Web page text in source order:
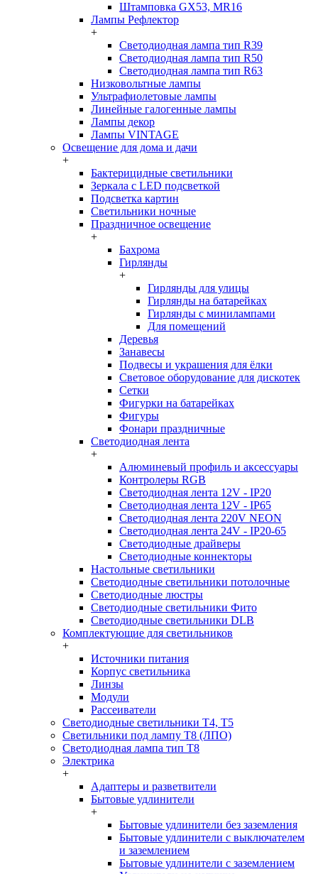
Штамповка GX53, MR16
Лампы Рефлектор
+
Светодиодная лампа тип R39
Светодиодная лампа тип R50
Светодиодная лампа тип R63
Низковольтные лампы
Ультрафиолетовые лампы
Линейные галогенные лампы
Лампы декор
Лампы VINTAGE
Освещение для дома и дачи
+
Бактерицидные светильники
Зеркала с LED подсветкой
Подсветка картин
Светильники ночные
Праздничное освещение
+
Бахрома
Гирлянды
+
Гирлянды для улицы
Гирлянды на батарейках
Гирлянды с минилампами
Для помещений
Деревья
Занавесы
Подвесы и украшения для ёлки
Световое оборудование для дискотек
Сетки
Фигурки на батарейках
Фигуры
Фонари праздничные
Светодиодная лента
+
Алюминевый профиль и аксессуары
Контролеры RGB
Светодиодная лента 12V - IP20
Светодиодная лента 12V - IP65
Светодиодная лента 220V NEON
Светодиодная лента 24V - IP20-65
Светодиодные драйверы
Светодиодные коннекторы
Настольные светильники
Светодиодные светильники потолочные
Светодиодные люстры
Светодиодные светильники Фито
Светодиодные светильники DLB
Комплектующие для светильников
+
Источники питания
Корпус светильника
Линзы
Модули
Рассеиватели
Светодиодные светильники T4, T5
Светильники под лампу Т8 (ЛПО)
Светодиодная лампа тип T8
Электрика
+
Адаптеры и разветвители
Бытовые удлинители
+
Бытовые удлинители без заземления
Бытовые удлинители с выключателем
и заземлением
Бытовые удлинители с заземлением